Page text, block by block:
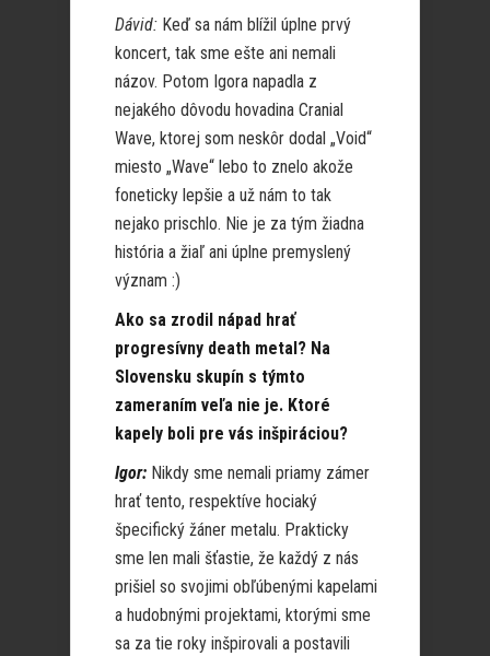
Dávid: Keď sa nám blížil úplne prvý
koncert, tak sme ešte ani nemali
názov. Potom Igora napadla z
nejakého dôvodu hovadina Cranial
Wave, ktorej som neskôr dodal „Void“
miesto „Wave“ lebo to znelo akože
foneticky lepšie a už nám to tak
nejako prischlo. Nie je za tým žiadna
história a žiaľ ani úplne premyslený
význam :)
Ako sa zrodil nápad hrať
progresívny death metal? Na
Slovensku skupín s týmto
zameraním veľa nie je. Ktoré
kapely boli pre vás inšpiráciou?
Igor: Nikdy sme nemali priamy zámer
hrať tento, respektíve hociaký
špecifický žáner metalu. Prakticky
sme len mali šťastie, že každý z nás
prišiel so svojimi obľúbenými kapelami
a hudobnými projektami, ktorými sme
sa za tie roky inšpirovali a postavili